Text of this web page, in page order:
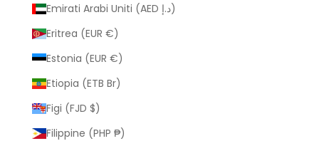
Emirati Arabi Uniti (AED د.إ)
Eritrea (EUR €)
Estonia (EUR €)
Etiopia (ETB Br)
Figi (FJD $)
Filippine (PHP ₱)